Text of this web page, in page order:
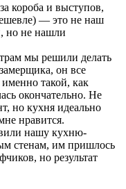
короба и выступов,
— это не наш
но не нашли
мы решили делать
он все
такой, как
окончательно. Не
но кухня идеально
нравится.
нашу кухню-
стенам, им пришлось
но результат